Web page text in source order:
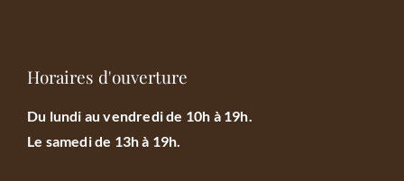
Horaires d'ouverture
Du lundi au vendredi de 10h à 19h.
Le samedi de 13h à 19h.